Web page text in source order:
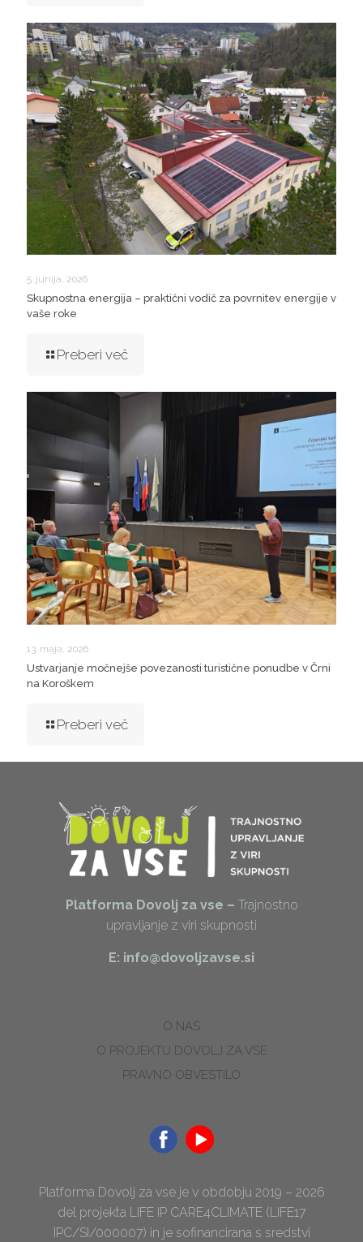
5. junija, 2026
Skupnostna energija – praktični vodič za povrnitev energije v
vaše roke
Preberi več
13. maja, 2026
Ustvarjanje močnejše povezanosti turistične ponudbe v Črni
na Koroškem
Preberi več
Platforma Dovolj za vse – Trajnostno
upravljanje z viri skupnosti
E: info@dovoljzavse.si
O NAS
O PROJEKTU DOVOLJ ZA VSE
PRAVNO OBVESTILO
Platforma Dovolj za vse je v obdobju 2019 – 2026
del projekta LIFE IP CARE4CLIMATE (LIFE17
IPC/SI/000007) in je sofinancirana s sredstvi